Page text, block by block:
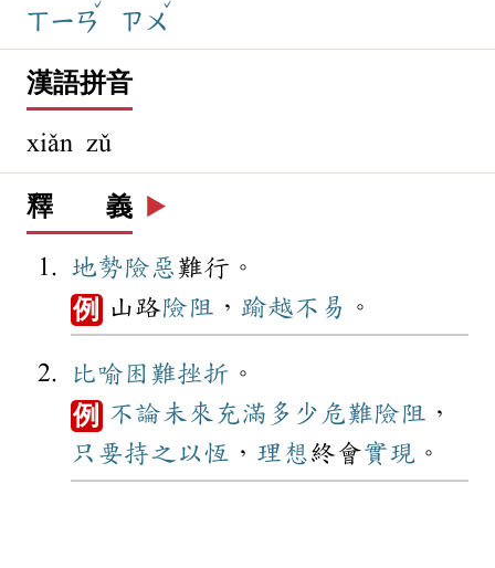
ㄒㄧㄢ
ˇ
ㄗㄨ
ˇ
漢語拼音
xiǎn zǔ
釋 義 ▶️
地勢險惡難行。
例 山路險阻 ， 踰越不易 。
比喻困難挫折 。
例 不論未來 充滿 多少 危難險阻 ，
只要持之以恆 ， 理想終會實現 。